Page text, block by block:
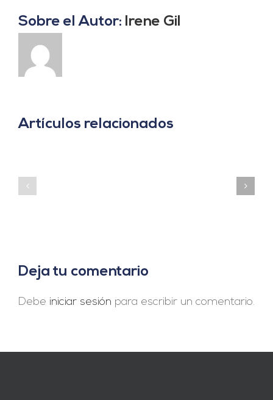
Sobre el Autor: Irene Gil
Artículos relacionados
Deja tu comentario
Debe iniciar sesión para escribir un comentario.